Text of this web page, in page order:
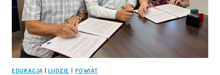
EDUKACJA LUDZIE
POWIAT